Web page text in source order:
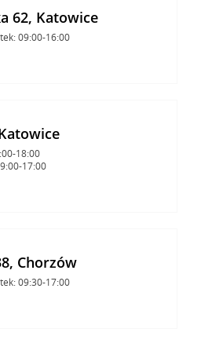
62, Katowice
09:00-16:00
18:00
17:00
Chorzów
09:30-17:00